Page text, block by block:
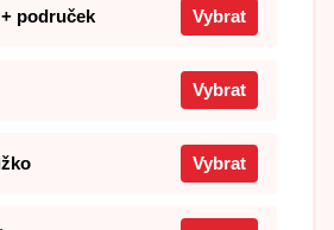
područek Vybrat
Vybrat
Vybrat